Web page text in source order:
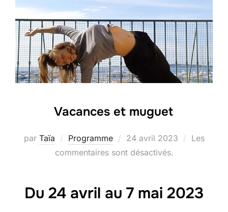
Vacances et muguet
par Taïa Programme
Publié
le
24 avril 2023
Les
commentaires sont désactivés.
Du 24 avril au 7 mai 2023